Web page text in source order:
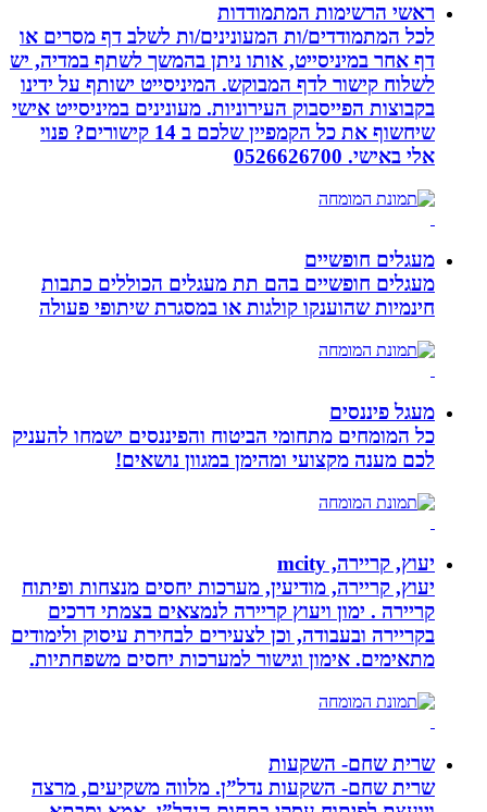
ראשי הרשימות המתמודדות
לכל המתמודדים/ות המעונינים/ות לשלב דף מסרים או
דף אחר במיניסייט, אותו ניתן בהמשך לשתף במדיה, יש
לשלוח קישור לדף המבוקש. המיניסייט ישותף על ידינו
בקבוצות הפייסבוק העירוניות. מעונינים במיניסייט אישי
שיחשוף את כל הקמפיין שלכם ב 14 קישורים? פנוי
אלי באישי. 0526626700
מעגלים חופשיים
מעגלים חופשיים בהם תת מעגלים הכוללים כתבות
חינמיות שהוענקו קולגות או במסגרת שיתופי פעולה
מעגל פיננסים
כל המומחים מתחומי הביטוח והפיננסים ישמחו להעניק
לכם מענה מקצועי ומהימן במגוון נושאים!
יעוץ, קריירה, mcity
יעוץ, קריירה, מודיעין, מערכות יחסים מנצחות ופיתוח
קריירה . ימון ויעוץ קריירה לנמצאים בצמתי דרכים
בקריירה ובעבודה, וכן לצעירים לבחירת עיסוק ולימודים
מתאימים. אימון וגישור למערכות יחסים משפחתיות.
שרית שחם- השקעות
שרית שחם- השקעות נדל”ן. מלווה משקיעים, מרצה